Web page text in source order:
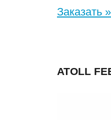
Заказать »
ATOLL